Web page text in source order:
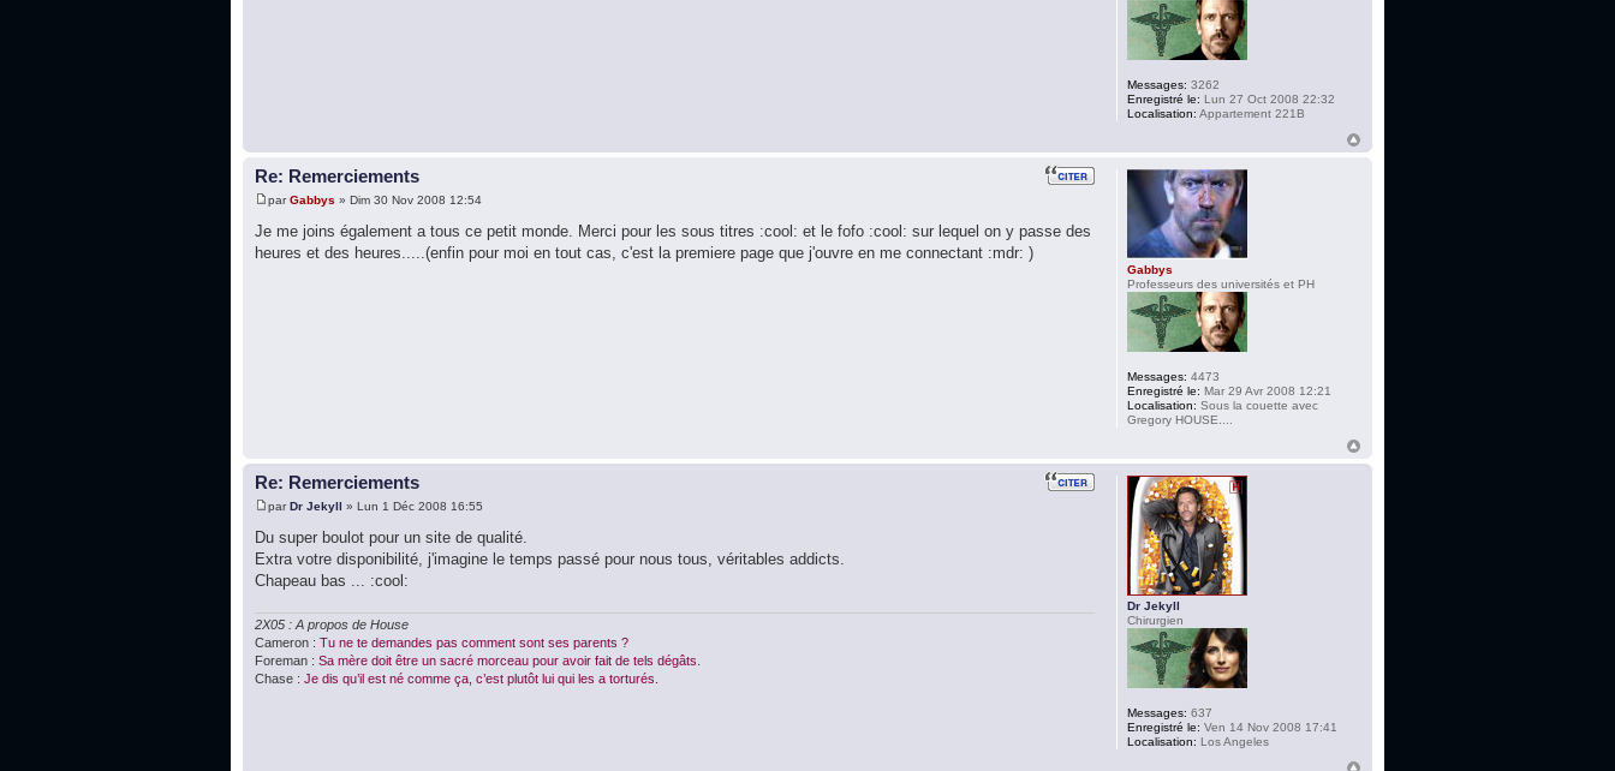
Messages: 3262
Enregistré le: Lun 27 Oct 2008 22:32
Localisation: Appartement 221B
Re: Remerciements
parGabbys » Dim 30 Nov 2008 12:54
Je me joins également a tous ce petit monde. Merci pour les sous titres :cool: et le fofo :cool: sur lequel on y passe des
heures et des heures.....(enfin pour moi en tout cas, c'est la premiere page que j'ouvre en me connectant :mdr: )
Gabbys
Professeurs des universités et PH
Messages: 4473
Enregistré le: Mar 29 Avr 2008 12:21
Localisation: Sous la couette avec
Gregory HOUSE....
Re: Remerciements
parDr Jekyll » Lun 1 Déc 2008 16:55
Du super boulot pour un site de qualité.
Extra votre disponibilité, j'imagine le temps passé pour nous tous, véritables addicts.
Chapeau bas ... :cool:
2X05 : A propos de House
Cameron : Tu ne te demandes pas comment sont ses parents ?
Foreman : Sa mère doit être un sacré morceau pour avoir fait de tels dégâts.
Chase : Je dis qu’il est né comme ça, c’est plutôt lui qui les a torturés.
Dr Jekyll
Chirurgien
Messages: 637
Enregistré le: Ven 14 Nov 2008 17:41
Localisation: Los Angeles